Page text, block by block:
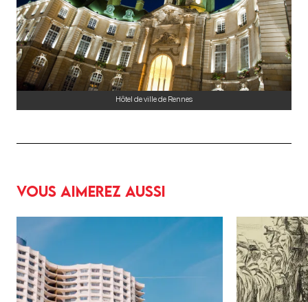
Hôtel de ville de Rennes
Vous aimerez aussi